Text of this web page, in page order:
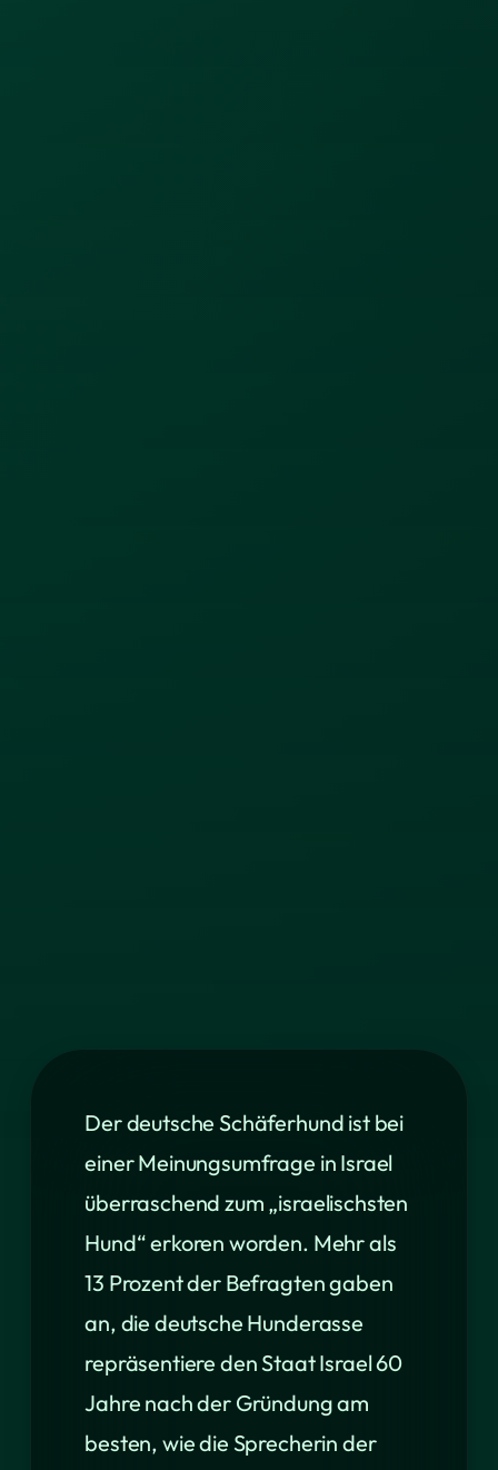
Der deutsche Schäferhund ist bei
einer Meinungsumfrage in Israel
überraschend zum „israelischsten
Hund“ erkoren worden. Mehr als
13 Prozent der Befragten gaben
an, die deutsche Hunderasse
repräsentiere den Staat Israel 60
Jahre nach der Gründung am
besten, wie die Sprecherin der